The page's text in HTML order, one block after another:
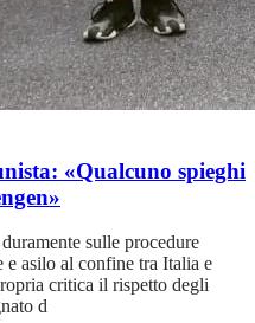
«Qualcuno spieghi
sulle procedure
asilo al confine tra Italia e
critica il rispetto degli
d